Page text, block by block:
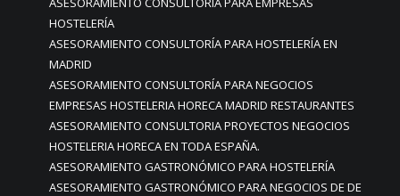
HOSTELERÍA
ASESORAMIENTO CONSULTORÍA PARA HOSTELERÍA EN
MADRID
ASESORAMIENTO CONSULTORÍA PARA NEGOCIOS
EMPRESAS HOSTELERIA HORECA MADRID RESTAURANTES
ASESORAMIENTO CONSULTORIA PROYECTOS NEGOCIOS
HOSTELERIA HORECA EN TODA ESPAÑA.
ASESORAMIENTO GASTRONÓMICO PARA HOSTELERÍA
ASESORAMIENTO GASTRONÓMICO PARA NEGOCIOS DE DE